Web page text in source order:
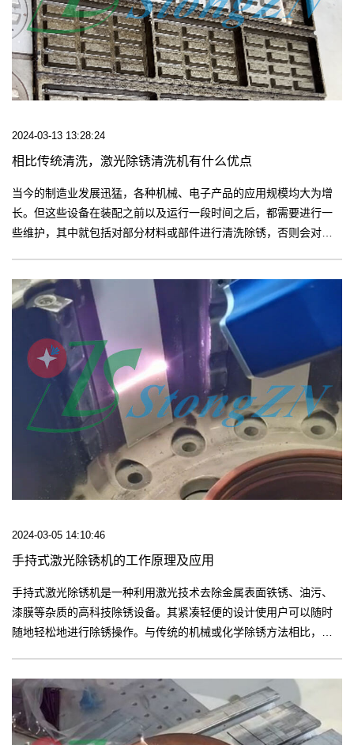
2024-03-13 13:28:24
相比传统清洗，激光除锈清洗机有什么优点
当今的制造业发展迅猛，各种机械、电子产品的应用规模均大为增
长。但这些设备在装配之前以及运行一段时间之后，都需要进行一
些维护，其中就包括对部分材料或部件进行清洗除锈，否则会对产
2024-03-05 14:10:46
手持式激光除锈机的工作原理及应用
手持式激光除锈机是一种利用激光技术去除金属表面铁锈、油污、
漆膜等杂质的高科技除锈设备。其紧凑轻便的设计使用户可以随时
随地轻松地进行除锈操作。与传统的机械或化学除锈方法相比，手